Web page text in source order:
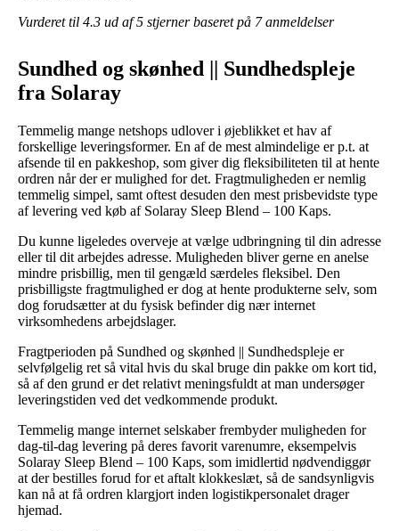
Vurderet til 4.3 ud af 5 stjerner baseret på 7anmeldelser
Sundhed og skønhed || Sundhedspleje
fra Solaray
Temmelig mange netshops udlover i øjeblikket et hav af
forskellige leveringsformer. En af de mest almindelige er p.t. at
afsende til en pakkeshop, som giver dig fleksibiliteten til at hente
ordren når der er mulighed for det. Fragtmuligheden er nemlig
temmelig simpel, samt oftest desuden den mest prisbevidste type
af levering ved køb af Solaray Sleep Blend – 100 Kaps.
Du kunne ligeledes overveje at vælge udbringning til din adresse
eller til dit arbejdes adresse. Muligheden bliver gerne en anelse
mindre prisbillig, men til gengæld særdeles fleksibel. Den
prisbilligste fragtmulighed er dog at hente produkterne selv, som
dog forudsætter at du fysisk befinder dig nær internet
virksomhedens arbejdslager.
Fragtperioden på Sundhed og skønhed || Sundhedspleje er
selvfølgelig ret så vital hvis du skal bruge din pakke om kort tid,
så af den grund er det relativt meningsfuldt at man undersøger
leveringstiden ved det vedkommende produkt.
Temmelig mange internet selskaber frembyder muligheden for
dag-til-dag levering på deres favorit varenumre, eksempelvis
Solaray Sleep Blend – 100 Kaps, som imidlertid nødvendiggør
at der bestilles forud for et aftalt klokkeslæt, så de sandsynligvis
kan nå at få ordren klargjort inden logistikpersonalet drager
hjemad.